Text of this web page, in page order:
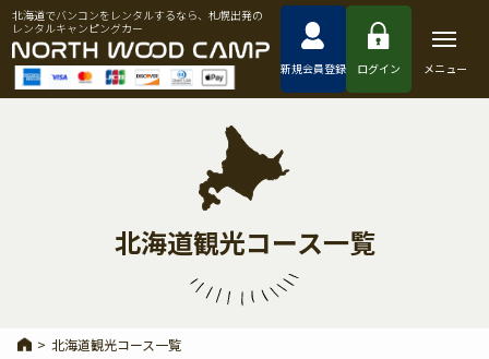
北海道でバンコンをレンタルするなら、札幌出発の
レンタルキャンピングカー
新規会員登録 ログイン メニュー
北海道観光コース一覧
> 北海道観光コース一覧